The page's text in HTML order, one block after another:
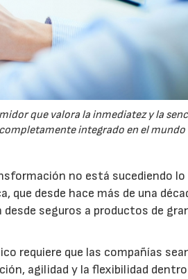
que valora la inmediatez y la
integrado en el
no está sucediendo lo
desde hace más de una
seguros a productos de
requiere que las compañías
agilidad y la flexibilidad dentro